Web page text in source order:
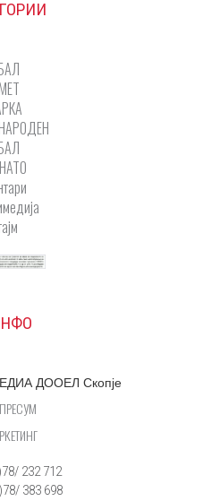
ДООЕЛ Скопје
232 712
383 698